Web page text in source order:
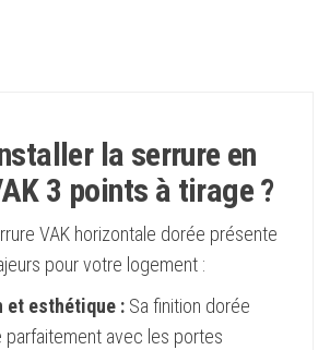
la serrure en
3 points à tirage ?
VAK horizontale dorée présente
pour votre logement :
et esthétique : Sa finition dorée
parfaitement avec les portes